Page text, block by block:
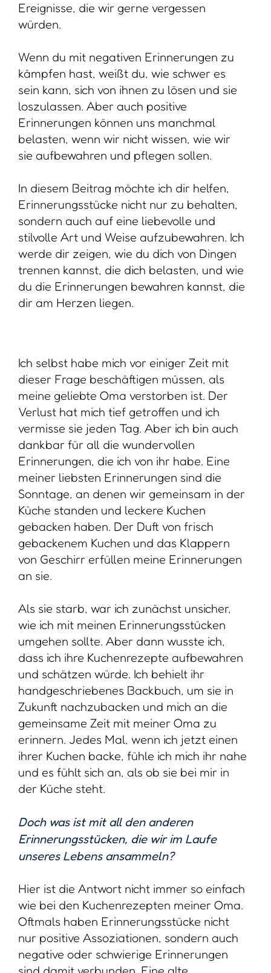
Ereignisse, die wir gerne vergessen
würden.
Wenn du mit negativen Erinnerungen zu
kämpfen hast, weißt du, wie schwer es
sein kann, sich von ihnen zu lösen und sie
loszulassen. Aber auch positive
Erinnerungen können uns manchmal
belasten, wenn wir nicht wissen, wie wir
sie aufbewahren und pflegen sollen.
In diesem Beitrag möchte ich dir helfen,
Erinnerungsstücke nicht nur zu behalten,
sondern auch auf eine liebevolle und
stilvolle Art und Weise aufzubewahren. Ich
werde dir zeigen, wie du dich von Dingen
trennen kannst, die dich belasten, und wie
du die Erinnerungen bewahren kannst, die
dir am Herzen liegen.
Ich selbst habe mich vor einiger Zeit mit
dieser Frage beschäftigen müssen, als
meine geliebte Oma verstorben ist. Der
Verlust hat mich tief getroffen und ich
vermisse sie jeden Tag. Aber ich bin auch
dankbar für all die wundervollen
Erinnerungen, die ich von ihr habe. Eine
meiner liebsten Erinnerungen sind die
Sonntage, an denen wir gemeinsam in der
Küche standen und leckere Kuchen
gebacken haben. Der Duft von frisch
gebackenem Kuchen und das Klappern
von Geschirr erfüllen meine Erinnerungen
an sie.
Als sie starb, war ich zunächst unsicher,
wie ich mit meinen Erinnerungsstücken
umgehen sollte. Aber dann wusste ich,
dass ich ihre Kuchenrezepte aufbewahren
und schätzen würde. Ich behielt ihr
handgeschriebenes Backbuch, um sie in
Zukunft nachzubacken und mich an die
gemeinsame Zeit mit meiner Oma zu
erinnern. Jedes Mal, wenn ich jetzt einen
ihrer Kuchen backe, fühle ich mich ihr nahe
und es fühlt sich an, als ob sie bei mir in
der Küche steht.
Doch was ist mit all den anderen
Erinnerungsstücken, die wir im Laufe
unseres Lebens ansammeln?
Hier ist die Antwort nicht immer so einfach
wie bei den Kuchenrezepten meiner Oma.
Oftmals haben Erinnerungsstücke nicht
nur positive Assoziationen, sondern auch
negative oder schwierige Erinnerungen